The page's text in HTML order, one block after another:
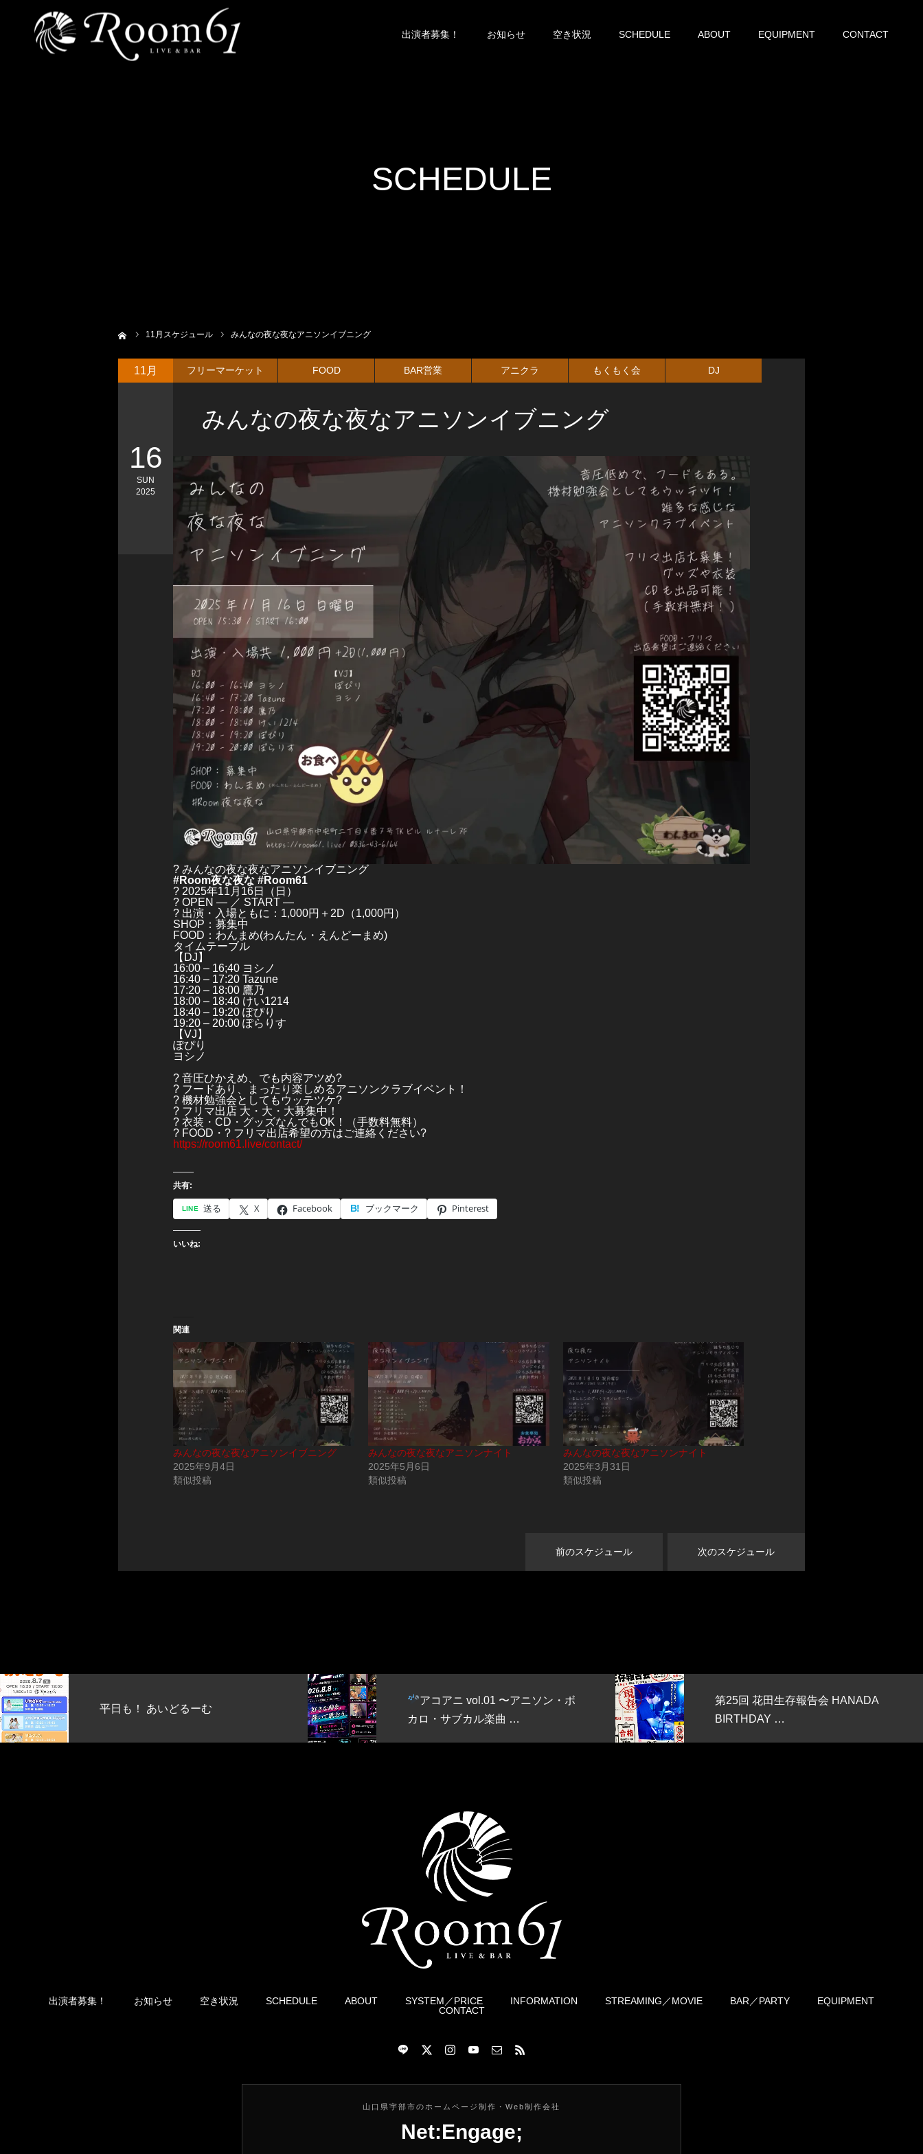
出演者募集！ お知らせ 空き状況 SCHEDULE ABOUT EQUIPMENT CONTACT
SCHEDULE
11 月スケジュール みんなの夜な夜なアニソンイブニング
みんなの夜な夜なアニソンイブニング
11月
16
SUN
2025
フリーマーケット FOOD BAR営業 アニクラ もくもく会 DJ
? みんなの夜な夜なアニソンイブニング
#Room夜な夜な #Room61
? 2025年11月16日（日）
? OPEN — ／ START —
?️ 出演・入場ともに：1,000円＋2D（1,000円）
SHOP：募集中
FOOD：わんまめ(わんたん・えんどーまめ)
タイムテーブル
【DJ】
16:00 – 16;40 ヨシノ
16:40 – 17:20 Tazune
17:20 – 18:00 鷹乃
18:00 – 18:40 けい1214
18:40 – 19:20 ぽぴり
19:20 – 20:00 ぽらりす
【VJ】
ぽぴり
ヨシノ
? 音圧ひかえめ、でも内容アツめ?
? フードあり、まったり楽しめるアニソンクラブイベント！
? 機材勉強会としてもウッテツケ?
? フリマ出店 大・大・大募集中！
? 衣装・CD・グッズなんでもOK！（手数料無料）
? FOOD・?️ フリマ出店希望の方はご連絡ください?
https://room61.live/contact/
共有:
送る X Facebook ブックマーク Pinterest
いいね:
関連
みんなの夜な夜なアニソンイブニング
2025年9月4日
類似投稿
みんなの夜な夜なアニソンナイト
2025年5月6日
類似投稿
みんなの夜な夜なアニソンナイト
2025年3月31日
類似投稿
前のスケジュール 次のスケジュール
平日も！ あいどるーむ
アコアニ vol.01 〜アニソン・ボ
カロ・サブカル楽曲 …
第25回 花田生存報告会 HANADA
BIRTHDAY …
出演者募集！ お知らせ 空き状況 SCHEDULE ABOUT SYSTEM／PRICE INFORMATION STREAMING／MOVIE BAR／PARTY
EQUIPMENT
CONTACT
山口県宇部市のホームページ制作・Web制作会社
Net:Engage;